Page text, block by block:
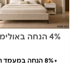
4% הנחה באולימפיה
+8% הנחה במעמד חיוב